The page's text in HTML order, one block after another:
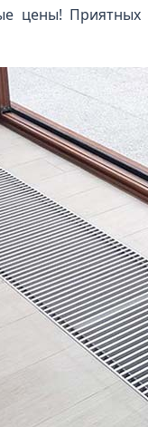
цены! Приятных